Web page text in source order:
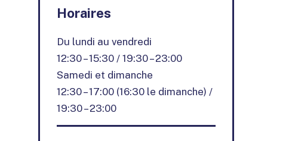
Horaires
Du lundi au vendredi
12:30 – 15:30 / 19:30 – 23:00
Samedi et dimanche
12:30 – 17:00 (16:30 le dimanche) /
19:30 – 23:00